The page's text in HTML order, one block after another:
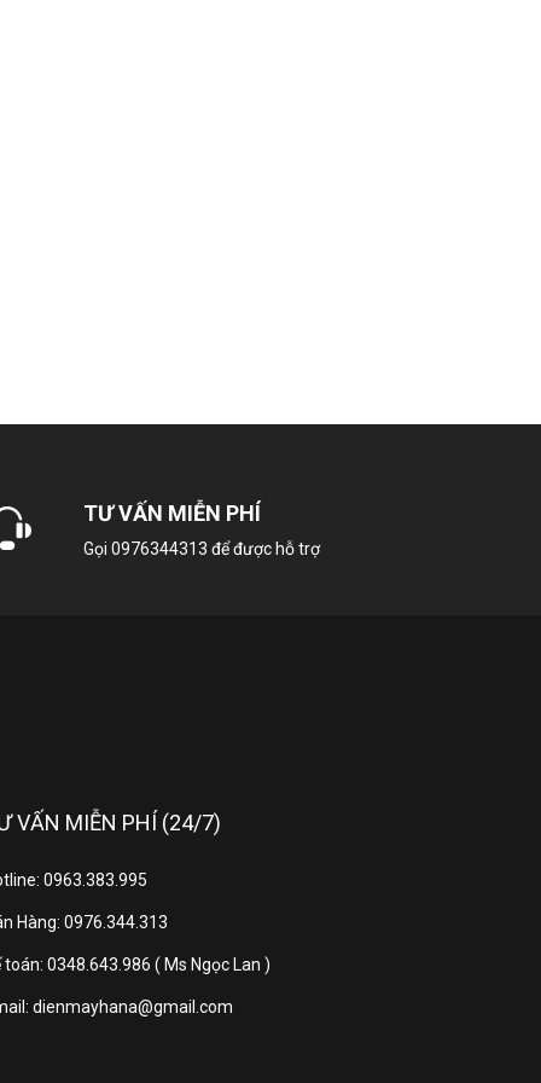
cùng công suất làm lạnh 9.000 BTU, công
TƯ VẤN MIỄN PHÍ
Gọi 0976344313 để được hỗ trợ
VẤN MIỄN PHÍ (24/7)
0963.383.995
Hàng: 0976.344.313
toán: 0348.643.986 ( Ms Ngọc Lan )
dienmayhana@gmail.com